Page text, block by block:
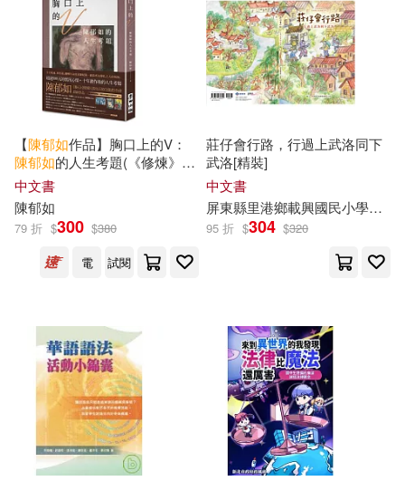
【陳郁如作品】胸口上的V：
陳郁如的人生考題(《修煉》
《長生石的守護者》作者獻給
所有掙扎之人的祝福)
中文書
陳郁如
79 折 $300 $380
電
試閱
莊仔會行路，行過上武洛同下
武洛[精裝]
中文書
屏東縣里港鄉載興國民小學，李秉穆，李宏文，吳育仲，鐘惠齡，吳鑑?，陳怡
95 折 $304 $320